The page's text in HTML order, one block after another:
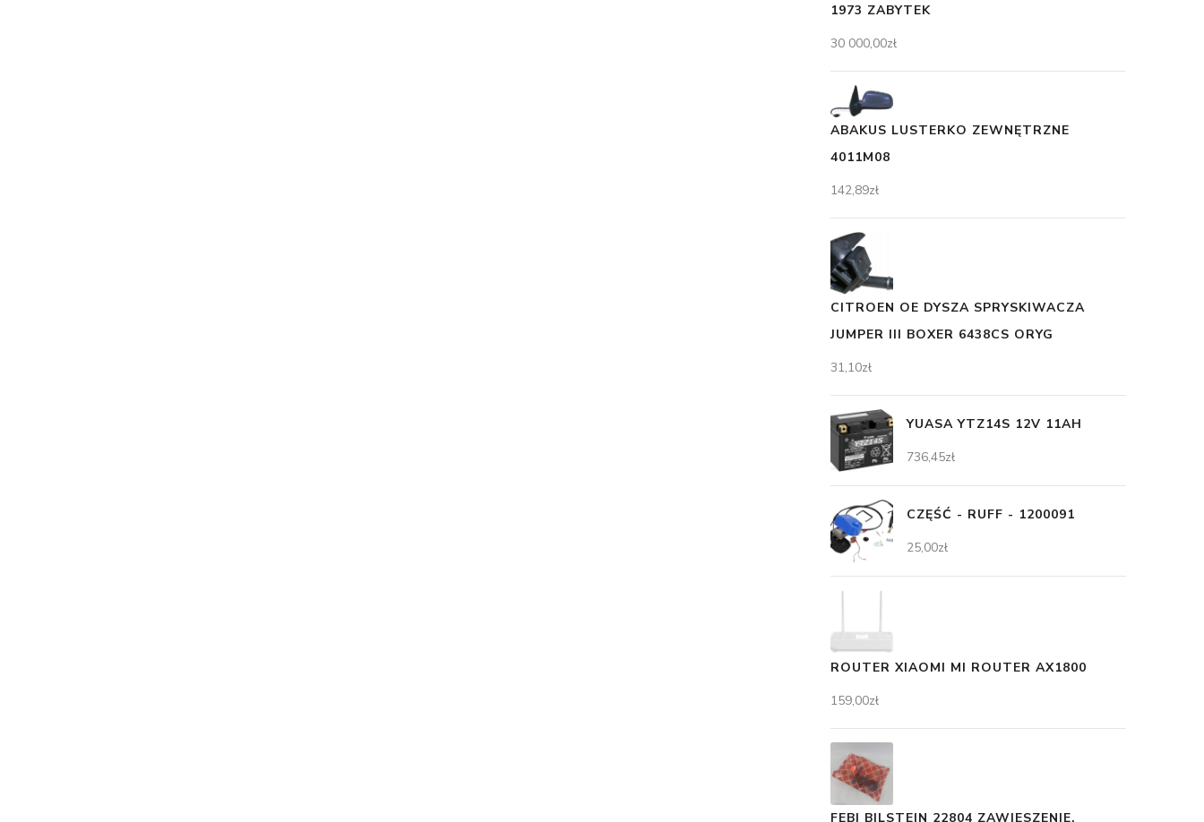
1973 ZABYTEK
30 000,00zł
ABAKUS LUSTERKO ZEWNĘTRZNE
4011M08
142,89zł
CITROEN OE DYSZA SPRYSKIWACZA
JUMPER III BOXER 6438CS ORYG
31,10zł
YUASA YTZ14S 12V 11AH
736,45zł
CZĘŚĆ - RUFF - 1200091
25,00zł
ROUTER XIAOMI MI ROUTER AX1800
159,00zł
FEBI BILSTEIN 22804 ZAWIESZENIE,